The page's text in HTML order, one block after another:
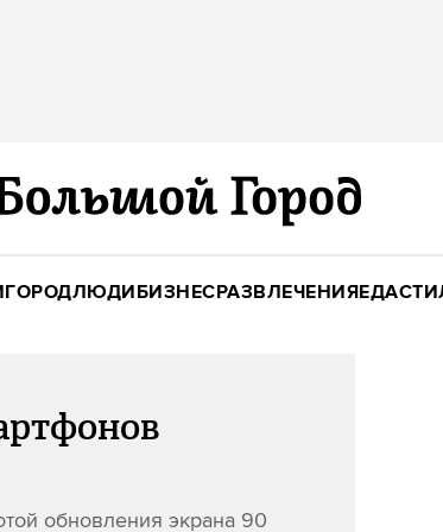
ГОРОДЛЮДИБИЗНЕСРАЗВЛЕЧЕНИЯЕДА
обновления экрана 90